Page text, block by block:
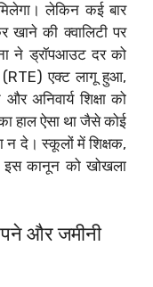
लेकिन कई बार
खाने की क्वालिटी पर
ने ड्रॉपआउट दर को
एक्ट लागू हुआ,
अनिवार्य शिक्षा को
हाल ऐसा था जैसे कोई
न दे। स्कूलों में शिक्षक,
इस कानून को खोखला
और जमीनी